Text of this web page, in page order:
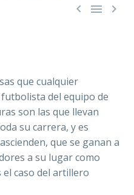
  
que cualquier
del equipo de
son las que llevan
su carrera, y es
que se ganan a
a su lugar como
el caso del artillero